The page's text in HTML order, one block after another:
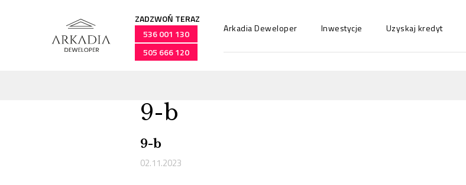
ZADZWOŃ TERAZ
536 001 130
505 666 120
Arkadia Deweloper Inwestycje Uzyskaj kredyt
9-b
9-b
02.11.2023